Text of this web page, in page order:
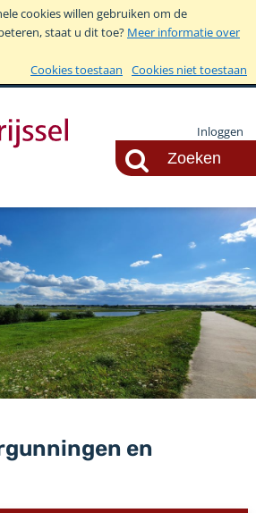
cookies willen gebruiken om de
staat u dit toe? Meer informatie over
Cookies toestaan
Cookies niet toestaan
Inloggen
en